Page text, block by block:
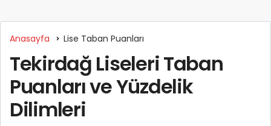
Anasayfa Lise Taban Puanları
Tekirdağ Liseleri Taban
Puanları ve Yüzdelik
Dilimleri